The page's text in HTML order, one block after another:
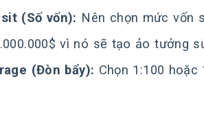
(Số vốn): Nên chọn mức vốn
vì nó sẽ tạo ảo tưởng
(Đòn bẩy): Chọn 1:100 hoặc